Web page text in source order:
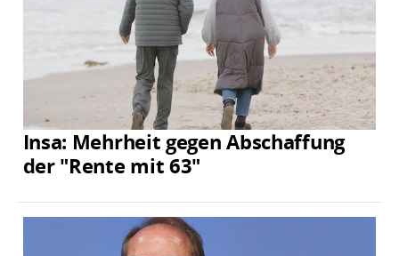
Insa: Mehrheit gegen Abschaffung
der "Rente mit 63"